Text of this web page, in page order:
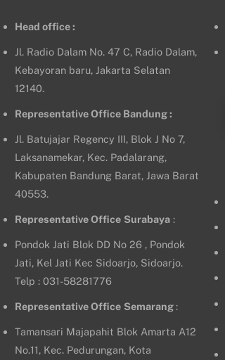
Head office :
Jl. Radio Dalam No. 47 C, Radio Dalam,
Kebayoran baru, Jakarta Selatan
12140.
Representative Office Bandung :
Jl. Batujajar Regency III, Blok J No 7,
Laksanamekar, Kec. Padalarang,
Kabupaten Bandung Barat, Jawa Barat
40553.
Representative Office Surabaya :
Pondok Jati Blok DD No 26 , Pondok
Jati, Kel Jati Kec Sidoarjo, Sidoarjo.
Telp : 031-58281776
Representative Office Semarang :
Tamansari Majapahit Blok Amarta A12
No.11, Kec. Pedurungan, Kota